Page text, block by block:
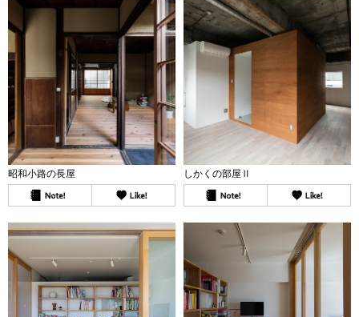
昭和小路の長屋 しかくの部屋Ⅱ